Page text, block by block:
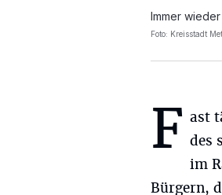
Immer
Foto: Kreisstadt
F ast
des
im
Bürgern,